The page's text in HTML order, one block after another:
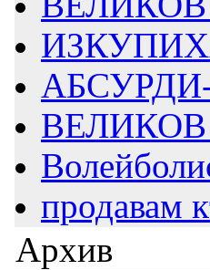
продавам
Архив